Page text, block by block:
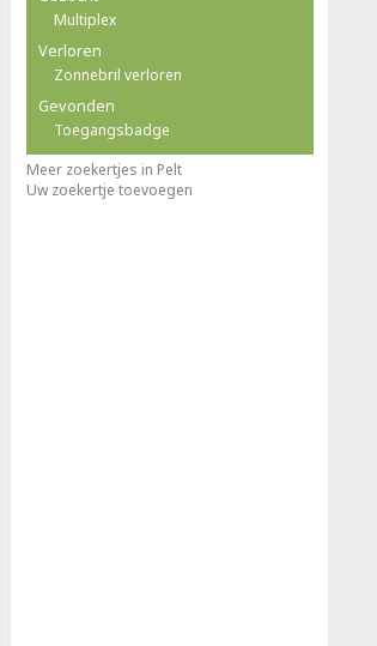
Multiplex
Verloren
Zonnebril verloren
Gevonden
Toegangsbadge
Meer zoekertjes in Pelt
Uw zoekertje toevoegen